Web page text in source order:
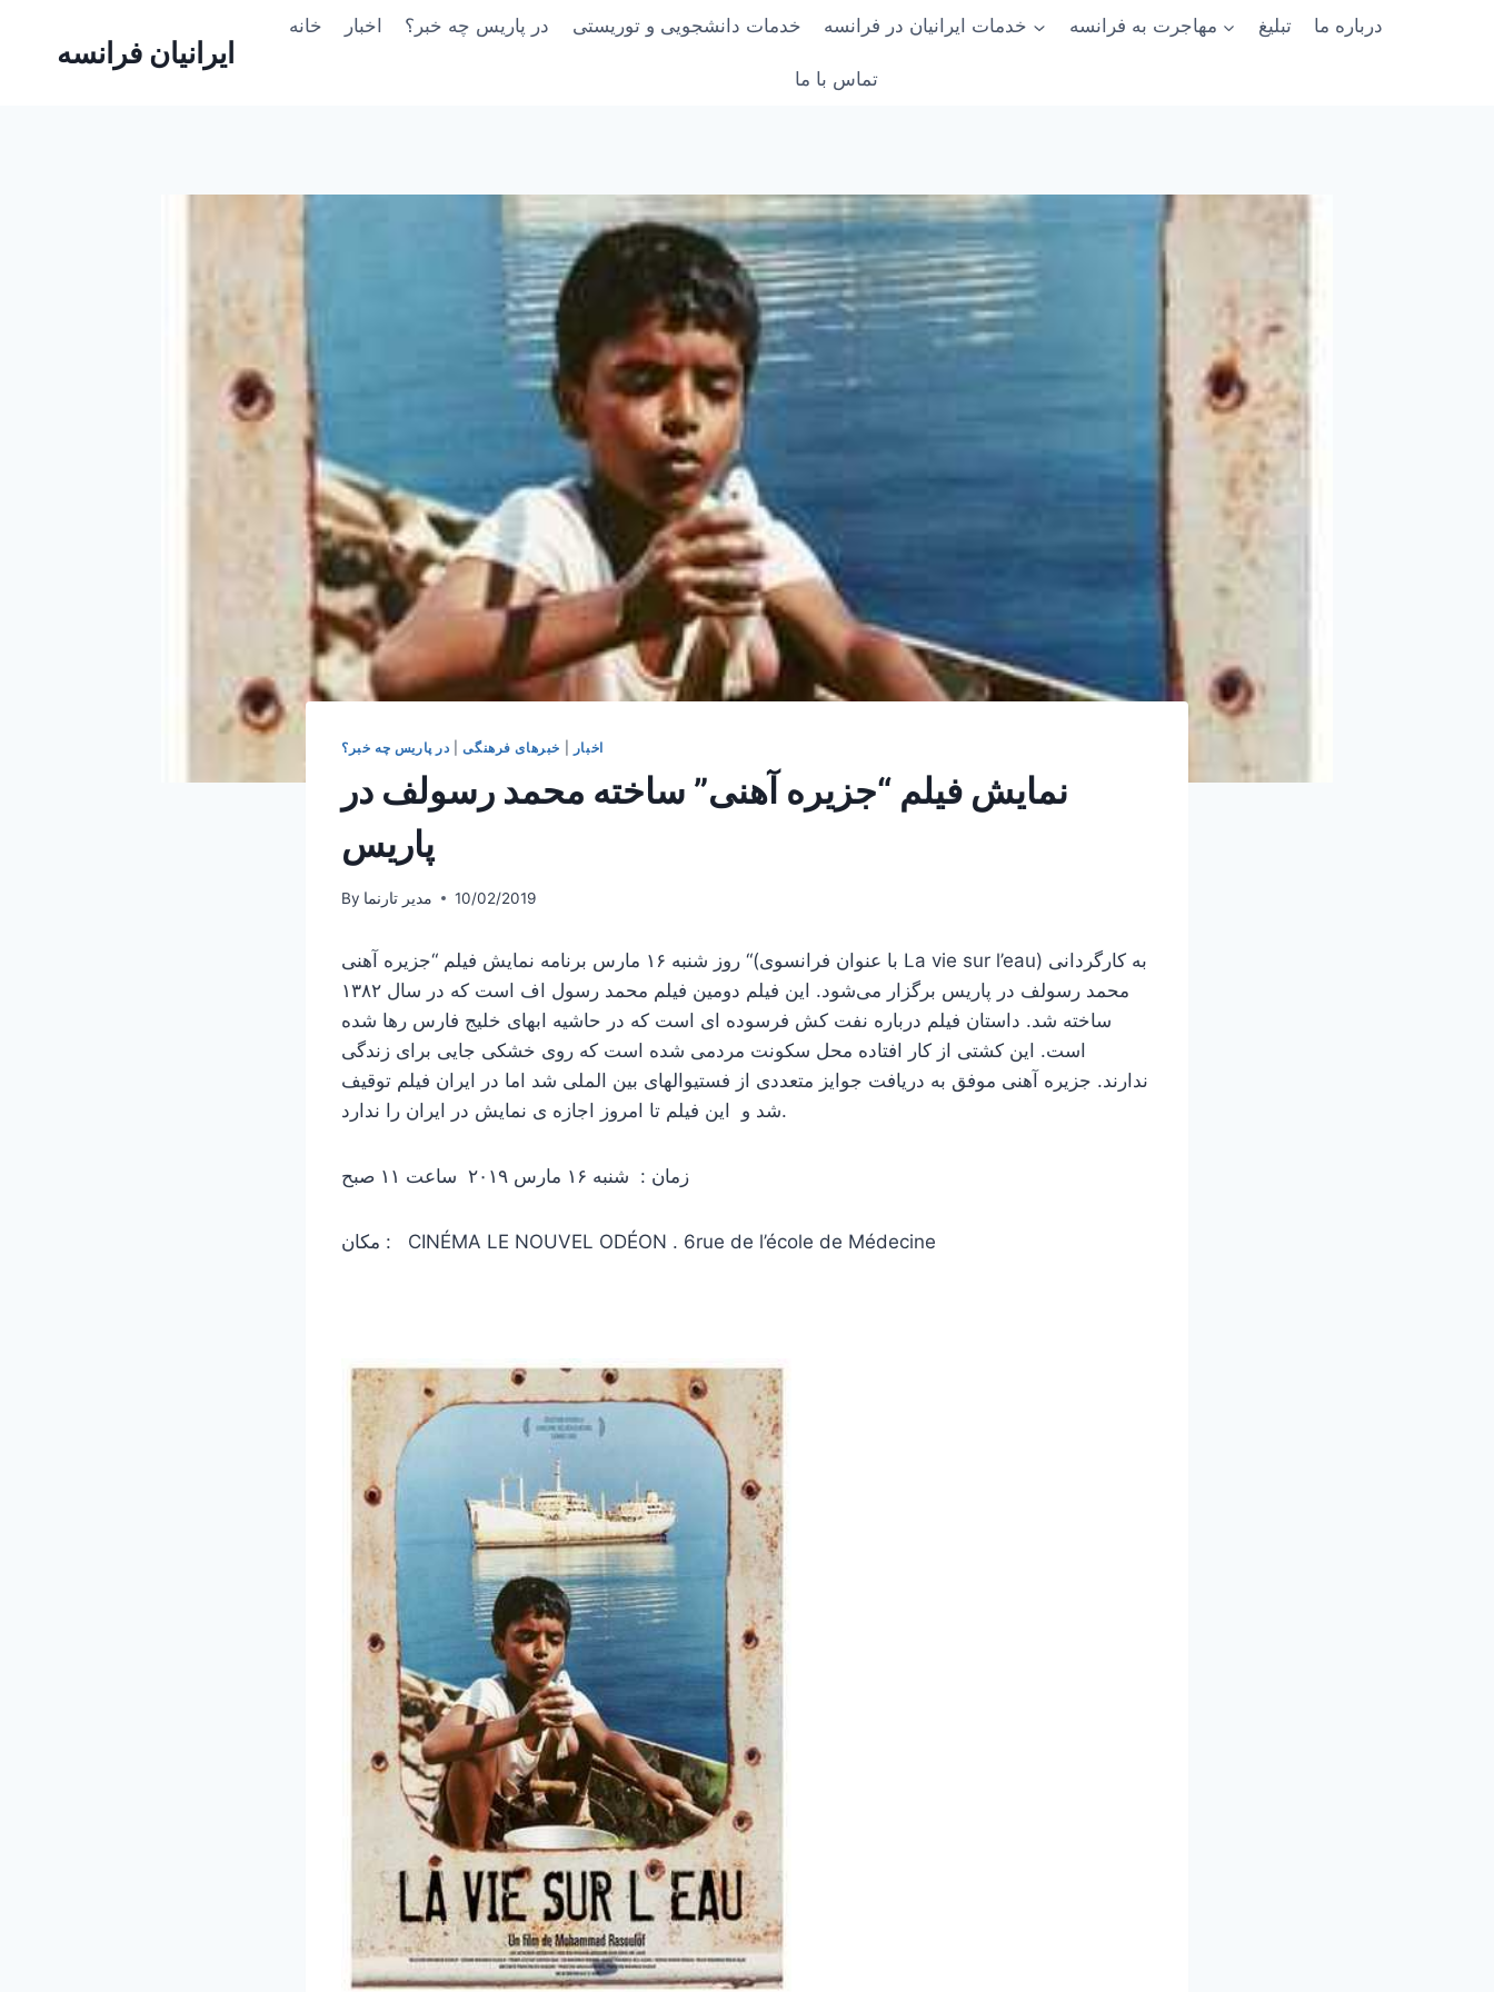
ایرانیان فرانسه
خانه اخبار در پاریس چه خبر؟ خدمات دانشجویی و توریستی خدمات ایرانیان در فرانسه مهاجرت به فرانسه تبلیغ درباره ما
تماس با ما
اخبار خبرهای فرهنگی| در پاریس چه خبر؟
نمایش فیلم “جزیره آهنی” ساخته محمد رسولف در
پاریس
By مدیر تارنما 10/02/2019
روز شنبه ۱۶ مارس برنامه نمایش فیلم “جزیره آهنی “(با عنوان فرانسوی La vie sur l’eau) به کارگردانی
محمد رسولف در پاریس برگزار می‌شود. این فیلم دومین فیلم محمد رسول اف است که در سال ١٣٨٢
ساخته شد. داستان فیلم درباره نفت کش فرسوده ای است که در حاشیه ابهای خلیج فارس رها شده
است. این کشتی از کار افتاده محل سکونت مردمی شده است که روی خشکی جایی برای زندگی
ندارند. جزیره آهنی موفق به دریافت جوایز متعددی از فستیوالهای بین الملی شد اما در ایران فیلم توقیف
شد و این فیلم تا امروز اجازه ی نمایش در ایران را ندارد.
زمان : شنبه ۱۶ مارس ۲۰۱۹ ساعت ۱۱ صبح
مکان : CINÉMA LE NOUVEL ODÉON . 6rue de l’école de Médecine